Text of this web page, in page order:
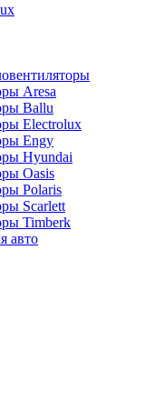
Aresa
Ballu
Electrolux
Engy
Hyundai
Oasis
Polaris
Scarlett
Timberk
авто